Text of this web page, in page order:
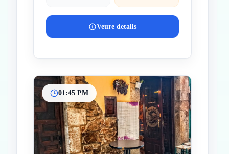
Veure detalls
01:45 PM